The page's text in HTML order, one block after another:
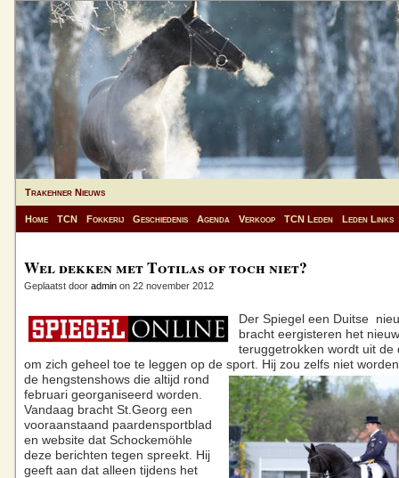
Trakehner Nieuws
Home TCN Fokkerij Geschiedenis Agenda Verkoop TCN Leden Leden Links
Wel dekken met Totilas of toch niet?
Geplaatst door admin on 22 november 2012
Der Spiegel een Duitse
bracht eergisteren het
teruggetrokken wordt uit de
om zich geheel toe te leggen op de sport. Hij zou zelfs niet
de hengstenshows die altijd rond
februari georganiseerd worden.
Vandaag bracht St.Georg een
vooraanstaand paardensportblad
en website dat Schockemöhle
deze berichten tegen spreekt. Hij
geeft aan dat alleen tijdens het